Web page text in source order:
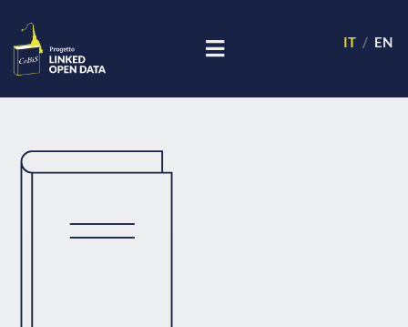
IT EN